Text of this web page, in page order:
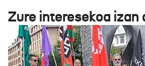
Zure interesekoa izan